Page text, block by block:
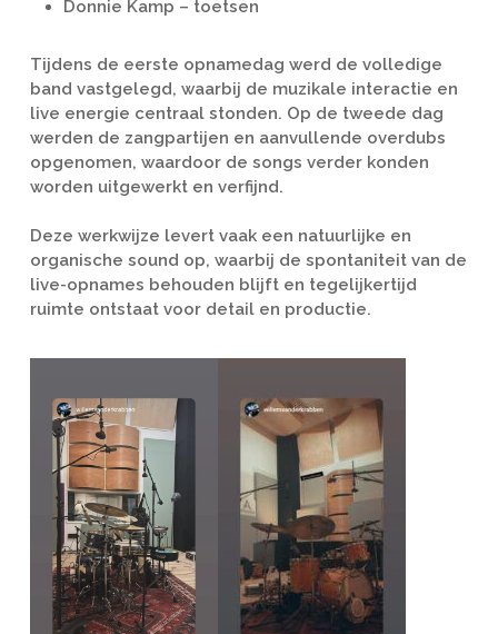
Donnie Kamp – toetsen
Tijdens de eerste opnamedag werd de volledige
band vastgelegd, waarbij de muzikale interactie en
live energie centraal stonden. Op de tweede dag
werden de zangpartijen en aanvullende overdubs
opgenomen, waardoor de songs verder konden
worden uitgewerkt en verfijnd.
Deze werkwijze levert vaak een natuurlijke en
organische sound op, waarbij de spontaniteit van de
live-opnames behouden blijft en tegelijkertijd
ruimte ontstaat voor detail en productie.